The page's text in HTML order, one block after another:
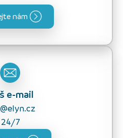
nám
e-mail
24/7